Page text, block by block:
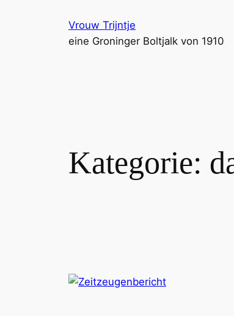
Vrouw Trijntje
eine Groninger Boltjalk von 1910
Kategorie: